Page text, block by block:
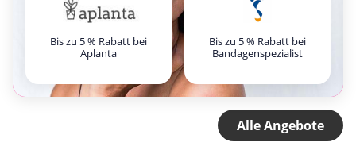
Bis zu 5 % Rabatt bei
Aplanta
Bis zu 5 % Rabatt bei
Bandagenspezialist
Alle Angebote